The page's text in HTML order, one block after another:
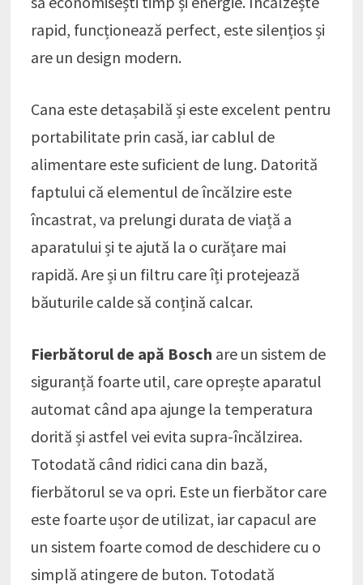
rapid, funcționează perfect, este silențios și
are un design modern.
Cana este detașabilă și este excelent pentru
portabilitate prin casă, iar cablul de
alimentare este suficient de lung. Datorită
faptului că elementul de încălzire este
încastrat, va prelungi durata de viață a
aparatului și te ajută la o curățare mai
rapidă. Are și un filtru care îți protejează
băuturile calde să conțină calcar.
Fierbătorul de apă Bosch are un sistem de
siguranță foarte util, care oprește aparatul
automat când apa ajunge la temperatura
dorită și astfel vei evita supra-încălzirea.
Totodată când ridici cana din bază,
fierbătorul se va opri. Este un fierbător care
este foarte ușor de utilizat, iar capacul are
un sistem foarte comod de deschidere cu o
simplă atingere de buton. Totodată